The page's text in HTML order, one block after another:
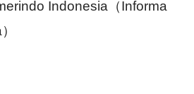
Indonesia（Informa